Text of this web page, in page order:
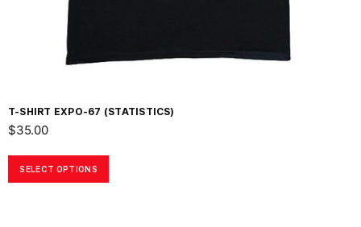
T-SHIRT EXPO-67 (STATISTICS)
$35.00
SELECT OPTIONS